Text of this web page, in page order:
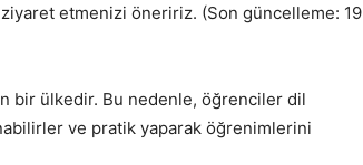
etmenizi öneririz. (Son güncelleme: 19
bir ülkedir. Bu nedenle, öğrenciler dil
ve pratik yaparak öğrenimlerini